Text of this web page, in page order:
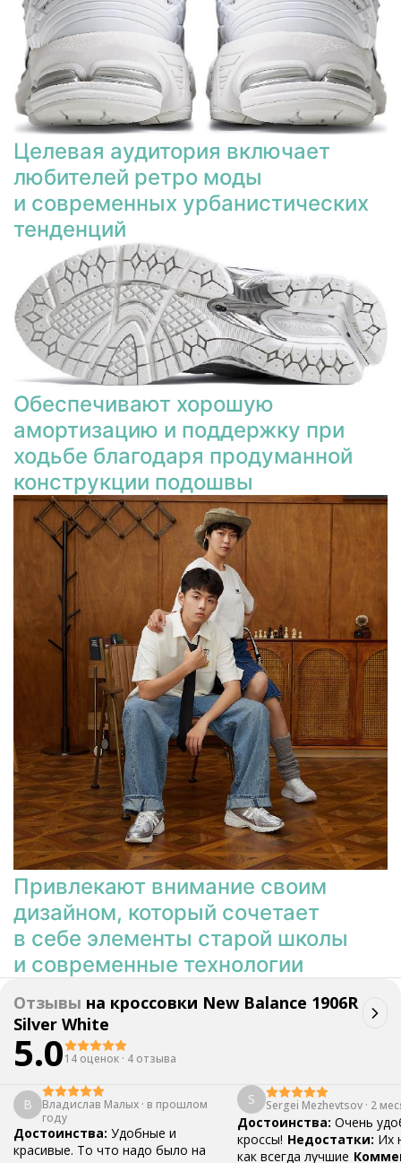
Целевая аудитория включает
любителей ретро моды
и современных урбанистических
тенденций
Обеспечивают хорошую
амортизацию и поддержку при
ходьбе благодаря продуманной
конструкции подошвы
Привлекают внимание своим
дизайном, который сочетает
в себе элементы старой школы
и современные технологии
Отзывы на кроссовки New Balance 1906R
Silver White
5.014 оценок · 4 отзыва
В Владислав Малых · в прошлом
году
Достоинства: Удобные и
красивые. То что надо было на
S Sergei Mezhevtsov · 2
Достоинства: Очень
кроссы! Недостатки: Их
как всегда лучшие